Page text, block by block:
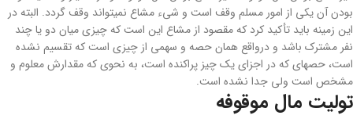
بودن آن یکی از امور مسلم وقف است و شیء مشاع نمی­تواند وقف گردد. البته در
این زمینه باید تأکید کرد که مقصود از مشاع این است که چیزی میان دو یا چند
نفر مشترک باشد و درواقع همان حصه و سهمی از چیزی است که تقسیم نشده
است، حصه­ای که در اجزای یک چیز پراکنده است، به نحوی که مقدارش معلوم و
مشخص است ولی جدا نشده است.
تولیت مال موقوفه